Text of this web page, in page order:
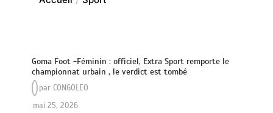
Goma Foot -Féminin : officiel, Extra Sport remporte le
championnat urbain , le verdict est tombé
parCONGOLEO
mai 25, 2026